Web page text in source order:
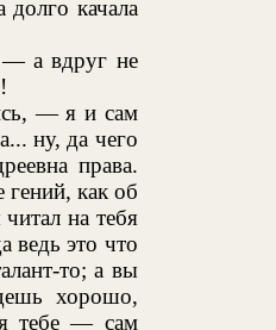
качала
а вдруг не
— я и сам
ну, да чего
права.
как об
на тебя
ведь это что
то; а вы
хорошо,
тебе — сам